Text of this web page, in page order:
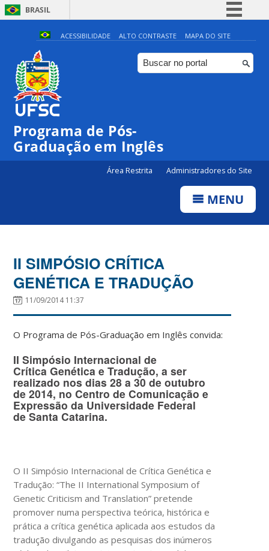
BRASIL
Simplifique!
Comunica BR
Participe
ACESSIBILIDADE ALTO CONTRASTE MAPA DO SITE
Programa de Pós-
Graduação em Inglês
Área Restrita Administradores do Site
MENU
II SIMPÓSIO CRÍTICA
GENÉTICA E TRADUÇÃO
11/09/2014 11:37
O Programa de Pós-Graduação em Inglês convida:
II Simpósio Internacional de
Crítica Genética e Tradução, a ser
realizado nos dias28 a 30 de outubro
de 2014, no Centro de Comunicação e
Expressão da Universidade Federal
de Santa Catarina.
O II Simpósio Internacional de Crítica Genética e
Tradução: “The II International Symposium of
Genetic Criticism and Translation” pretende
promover numa perspectiva teórica, histórica e
prática a crítica genética aplicada aos estudos da
tradução divulgando as pesquisas dos inúmeros